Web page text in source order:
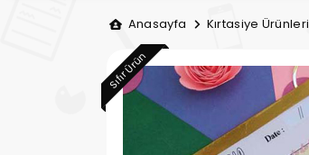
Anasayfa Kırtasiye Ürünleri
Sıfır Ürün